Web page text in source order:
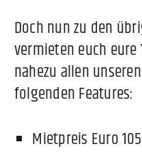
Doch nun zu den
vermieten euch eure
nahezu allen
folgenden Features:
Mietpreis Euro